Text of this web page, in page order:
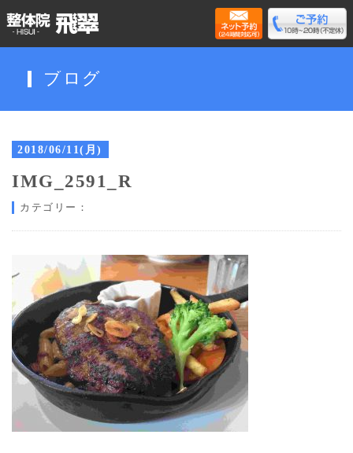
ブログ
2018/06/11(月)
IMG_2591_R
カテゴリー：